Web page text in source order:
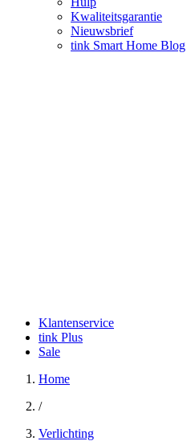
Kwaliteitsgarantie
Nieuwsbrief
tink Smart Home Blog
Klantenservice
tink Plus
Sale
Home
/
Verlichting